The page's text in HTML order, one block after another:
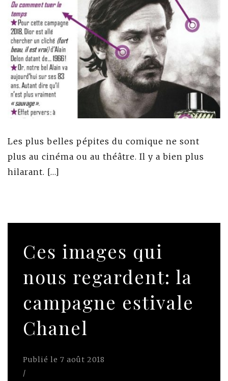
Les plus belles pépites du comique ne sont
plus au cinéma ou au théâtre. Il y a bien plus
hilarant. […]
Ces images qui
nous regardent: la
campagne estivale
Chanel
Publié le 7 août 2018
/